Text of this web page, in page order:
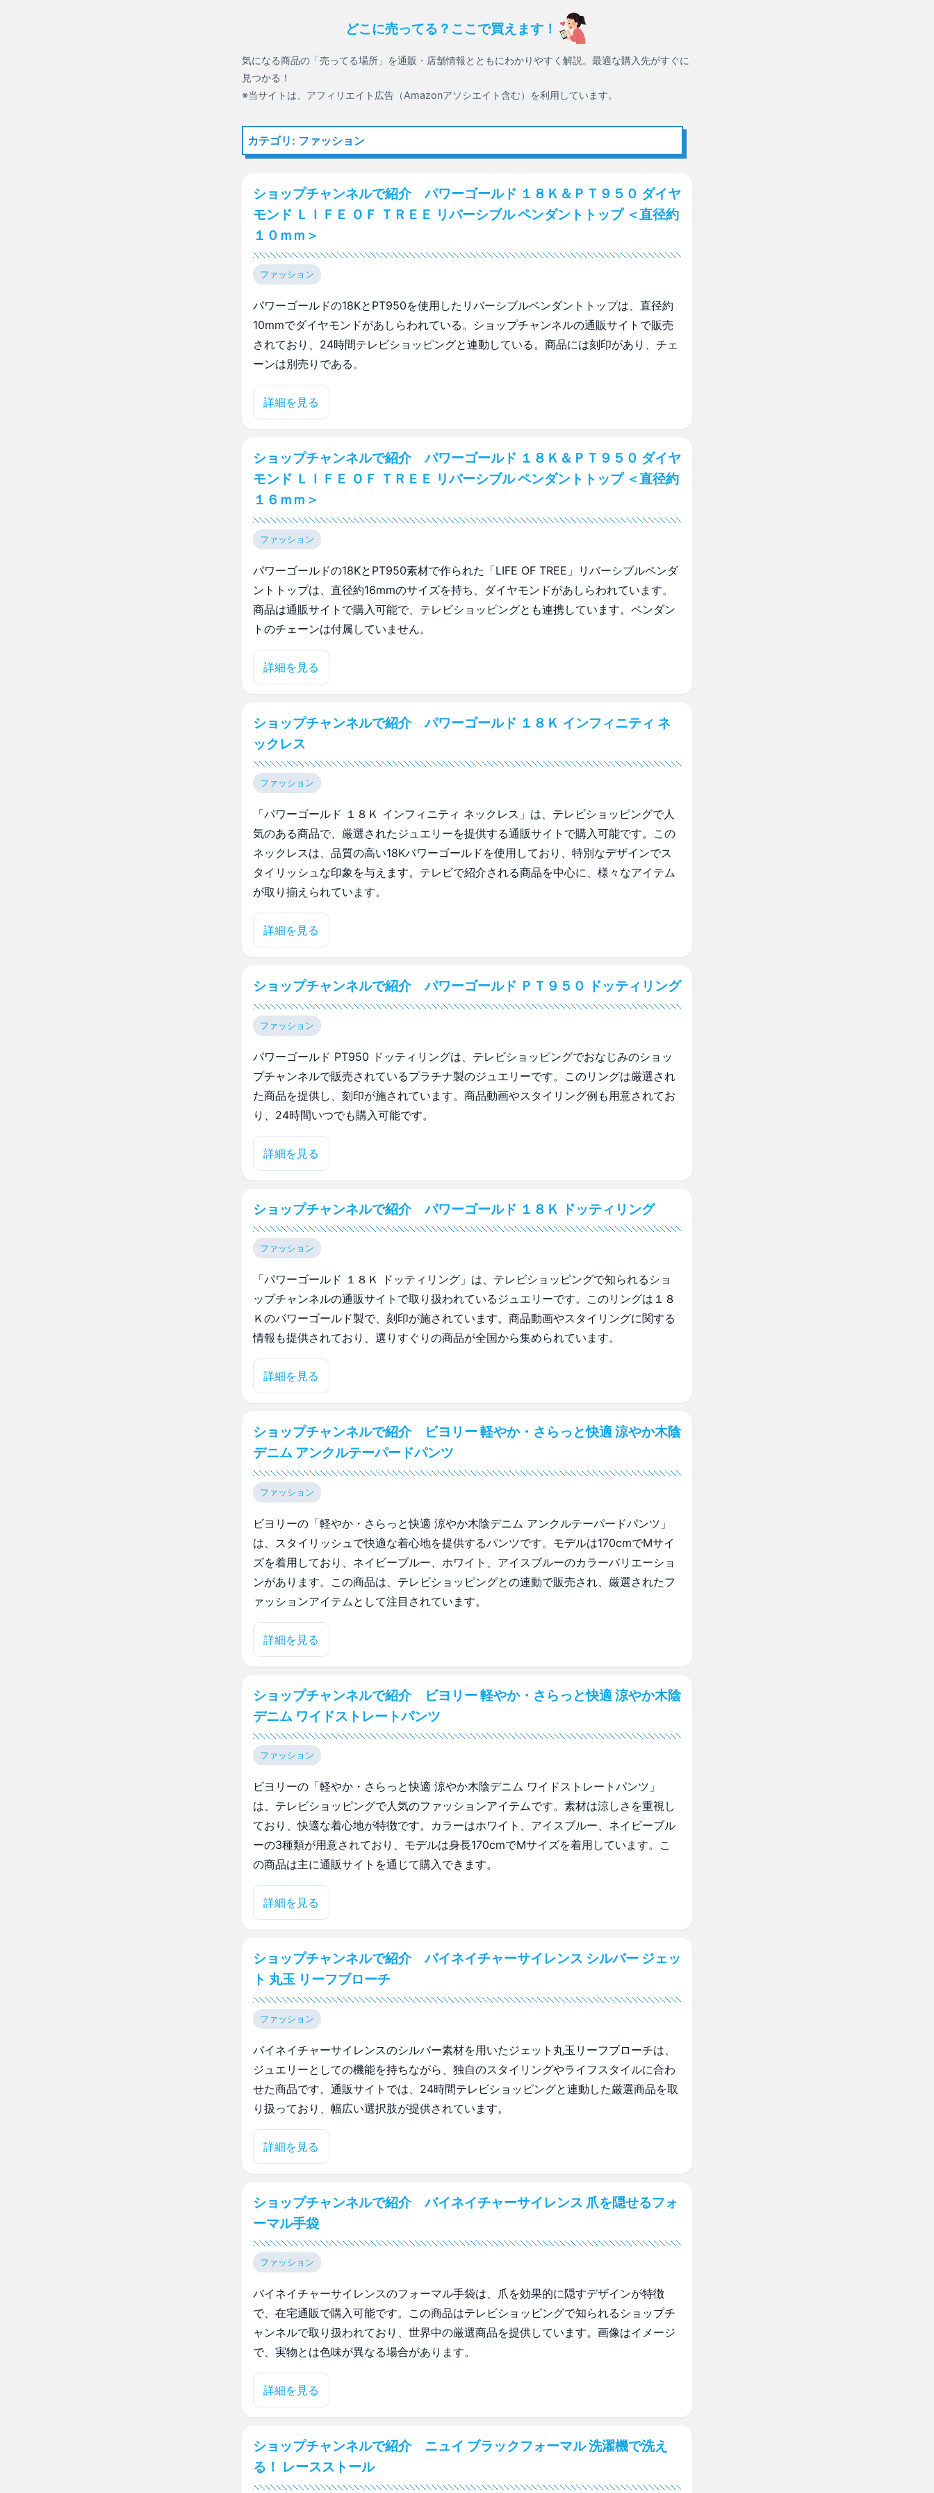
どこに売ってる？ここで買えます！
気になる商品の「売ってる場所」を通販・店舗情報とともにわかりやすく解説。最適な購入先がすぐに
見つかる！
※当サイトは、アフィリエイト広告（Amazonアソシエイト含む）を利用しています。
カテゴリ: ファッション
ショップチャンネルで紹介 パワーゴールド １８Ｋ＆ＰＴ９５０ ダイヤ
モンド ＬＩＦＥ ＯＦ ＴＲＥＥ リバーシブル ペンダントトップ ＜直径約
１０ｍｍ＞
ファッション
パワーゴールドの18KとPT950を使用したリバーシブルペンダントトップは、直径約
10mmでダイヤモンドがあしらわれている。ショップチャンネルの通販サイトで販売
されており、24時間テレビショッピングと連動している。商品には刻印があり、チェ
ーンは別売りである。
詳細を見る
ショップチャンネルで紹介 パワーゴールド １８Ｋ＆ＰＴ９５０ ダイヤ
モンド ＬＩＦＥ ＯＦ ＴＲＥＥ リバーシブル ペンダントトップ ＜直径約
１６ｍｍ＞
ファッション
パワーゴールドの18KとPT950素材で作られた「LIFE OF TREE」リバーシブルペンダ
ントトップは、直径約16mmのサイズを持ち、ダイヤモンドがあしらわれています。
商品は通販サイトで購入可能で、テレビショッピングとも連携しています。ペンダン
トのチェーンは付属していません。
詳細を見る
ショップチャンネルで紹介 パワーゴールド １８Ｋ インフィニティ ネ
ックレス
ファッション
「パワーゴールド １８Ｋ インフィニティ ネックレス」は、テレビショッピングで人
気のある商品で、厳選されたジュエリーを提供する通販サイトで購入可能です。この
ネックレスは、品質の高い18Kパワーゴールドを使用しており、特別なデザインでス
タイリッシュな印象を与えます。テレビで紹介される商品を中心に、様々なアイテム
が取り揃えられています。
詳細を見る
ショップチャンネルで紹介 パワーゴールド ＰＴ９５０ ドッティリング
ファッション
パワーゴールド PT950 ドッティリングは、テレビショッピングでおなじみのショッ
プチャンネルで販売されているプラチナ製のジュエリーです。このリングは厳選され
た商品を提供し、刻印が施されています。商品動画やスタイリング例も用意されてお
り、24時間いつでも購入可能です。
詳細を見る
ショップチャンネルで紹介 パワーゴールド １８Ｋ ドッティリング
ファッション
「パワーゴールド １８Ｋ ドッティリング」は、テレビショッピングで知られるショ
ップチャンネルの通販サイトで取り扱われているジュエリーです。このリングは１８
Ｋのパワーゴールド製で、刻印が施されています。商品動画やスタイリングに関する
情報も提供されており、選りすぐりの商品が全国から集められています。
詳細を見る
ショップチャンネルで紹介 ビヨリー 軽やか・さらっと快適 涼やか木陰
デニム アンクルテーパードパンツ
ファッション
ビヨリーの「軽やか・さらっと快適 涼やか木陰デニム アンクルテーパードパンツ」
は、スタイリッシュで快適な着心地を提供するパンツです。モデルは170cmでMサイ
ズを着用しており、ネイビーブルー、ホワイト、アイスブルーのカラーバリエーショ
ンがあります。この商品は、テレビショッピングとの連動で販売され、厳選されたフ
ァッションアイテムとして注目されています。
詳細を見る
ショップチャンネルで紹介 ビヨリー 軽やか・さらっと快適 涼やか木陰
デニム ワイドストレートパンツ
ファッション
ビヨリーの「軽やか・さらっと快適 涼やか木陰デニム ワイドストレートパンツ」
は、テレビショッピングで人気のファッションアイテムです。素材は涼しさを重視し
ており、快適な着心地が特徴です。カラーはホワイト、アイスブルー、ネイビーブル
ーの3種類が用意されており、モデルは身長170cmでMサイズを着用しています。こ
の商品は主に通販サイトを通じて購入できます。
詳細を見る
ショップチャンネルで紹介 バイネイチャーサイレンス シルバー ジェッ
ト 丸玉 リーフブローチ
ファッション
バイネイチャーサイレンスのシルバー素材を用いたジェット丸玉リーフブローチは、
ジュエリーとしての機能を持ちながら、独自のスタイリングやライフスタイルに合わ
せた商品です。通販サイトでは、24時間テレビショッピングと連動した厳選商品を取
り扱っており、幅広い選択肢が提供されています。
詳細を見る
ショップチャンネルで紹介 バイネイチャーサイレンス 爪を隠せるフォ
ーマル手袋
ファッション
バイネイチャーサイレンスのフォーマル手袋は、爪を効果的に隠すデザインが特徴
で、在宅通販で購入可能です。この商品はテレビショッピングで知られるショップチ
ャンネルで取り扱われており、世界中の厳選商品を提供しています。画像はイメージ
で、実物とは色味が異なる場合があります。
詳細を見る
ショップチャンネルで紹介 ニュイ ブラックフォーマル 洗濯機で洗え
る！ レースストール